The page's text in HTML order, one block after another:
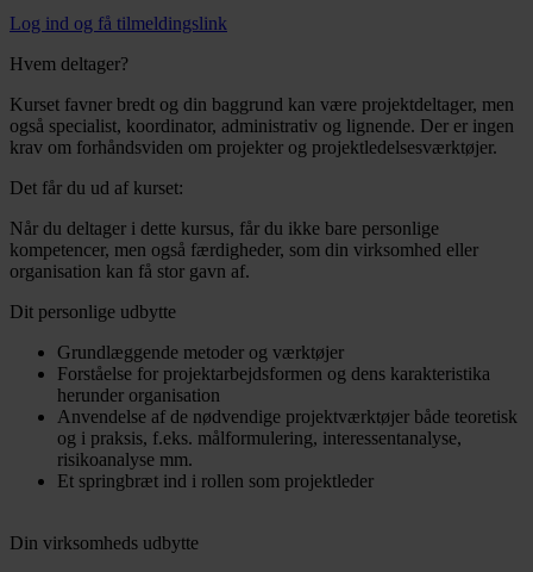
Log ind og få tilmeldingslink
Hvem deltager?
Kurset favner bredt og din baggrund kan være projektdeltager, men
også specialist, koordinator, administrativ og lignende. Der er ingen
krav om forhåndsviden om projekter og projektledelsesværktøjer.
Det får du ud af kurset:
Når du deltager i dette kursus, får du ikke bare personlige
kompetencer, men også færdigheder, som din virksomhed eller
organisation kan få stor gavn af.
Dit personlige udbytte
Grundlæggende metoder og værktøjer
Forståelse for projektarbejdsformen og dens karakteristika
herunder organisation
Anvendelse af de nødvendige projektværktøjer både teoretisk
og i praksis, f.eks. målformulering, interessentanalyse,
risikoanalyse mm.
Et springbræt ind i rollen som projektleder
Din virksomheds udbytte